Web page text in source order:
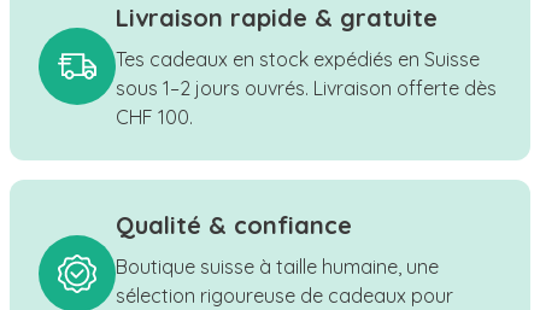
Livraison rapide & gratuite
Tes cadeaux en stock expédiés en Suisse
sous 1–2 jours ouvrés. Livraison offerte dès
CHF 100.
Qualité & confiance
Boutique suisse à taille humaine, une
sélection rigoureuse de cadeaux pour